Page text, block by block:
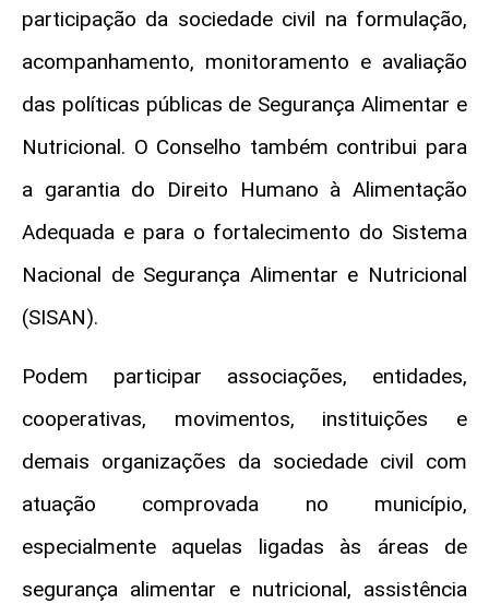
participação da sociedade civil na formulação,
acompanhamento, monitoramento e avaliação
das políticas públicas de Segurança Alimentar e
Nutricional. O Conselho também contribui para
a garantia do Direito Humano à Alimentação
Adequada e para o fortalecimento do Sistema
Nacional de Segurança Alimentar e Nutricional
(SISAN).
Podem participar associações, entidades,
cooperativas, movimentos, instituições e
demais organizações da sociedade civil com
atuação comprovada no município,
especialmente aquelas ligadas às áreas de
segurança alimentar e nutricional, assistência